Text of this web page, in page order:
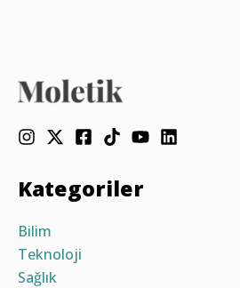
Kategoriler
Bilim
Teknoloji
Sağlık